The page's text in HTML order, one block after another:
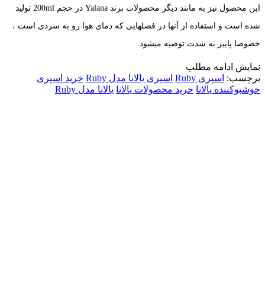
این محصول نیز به مانند دیگر محصولات برند Yalana در حجم 200ml تولید
شده است و استفاده از آنها در فصلهایی که دمای هوا رو به سردی است ،
خصوصا پاییز به شدت توصیه میشود.
نمایش ادامه مطلب
برچسب: اسپری Ruby اسپری یالانا مدل Ruby
خرید اسپری
خوشبوکننده یالانا خرید محصولات یالانا یالانا مدل Ruby